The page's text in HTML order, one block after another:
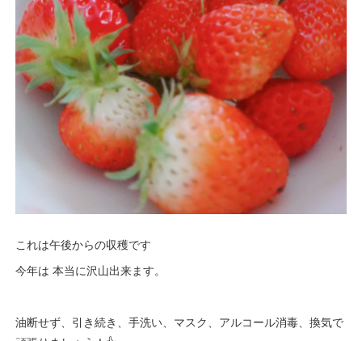
これは午後からの収穫です
今年は 本当に沢山出来ます。
油断せず、引き続き、手洗い、マスク、アルコール消毒、換気で